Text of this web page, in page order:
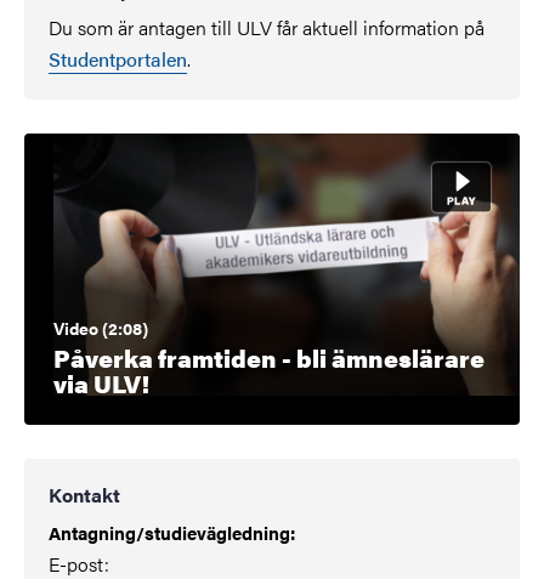
Du som är antagen till ULV får aktuell information på
Studentportalen.
Video (2:08)
Påverka framtiden - bli ämneslärare
via ULV!
Kontakt
Antagning/studievägledning:
E-post: